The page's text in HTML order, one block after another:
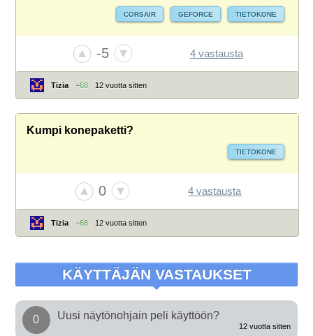
CORSAIR GEFORCE TIETOKONE
-5 4 vastausta
Tizia +68 12 vuotta sitten
Kumpi konepaketti?
TIETOKONE
0 4 vastausta
Tizia +68 12 vuotta sitten
KÄYTTÄJÄN VASTAUKSET
0 Uusi näytönohjain peli käyttöön?
12 vuotta sitten